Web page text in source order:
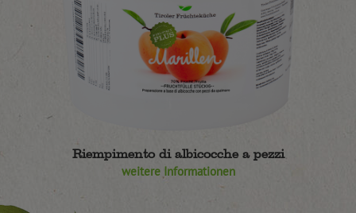
Riempimento di albicocche a pezzi
weitere Informationen